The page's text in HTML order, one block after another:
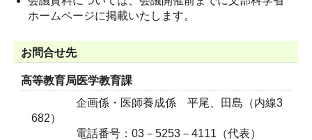
ホームページに掲載いたします。
お問合せ先
高等教育局医学教育課
企画係・医師養成係 平尾、田島（内線3
682）
電話番号：03－5253－4111（代表）